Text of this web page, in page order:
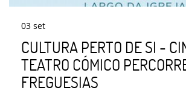
03 set
CULTURA PERTO DE SI -
TEATRO CÓMICO
FREGUESIAS